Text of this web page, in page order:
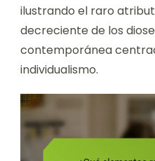
ilustrando el raro
decreciente de los
contemporánea
individualismo.